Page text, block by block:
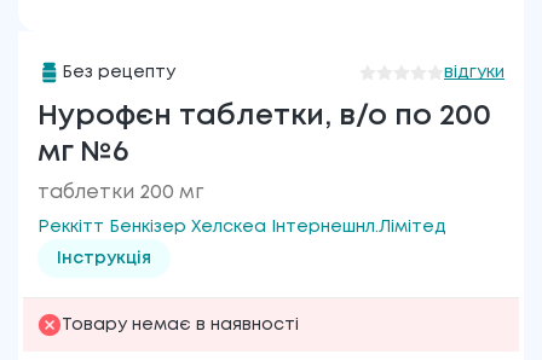
Без рецепту відгуки
Нурофєн таблетки, в/о по 200
мг №6
таблетки 200 мг
Реккітт Бенкізер Хелскеа Інтернешнл.Лімітед
Інструкція
Товару немає в наявності